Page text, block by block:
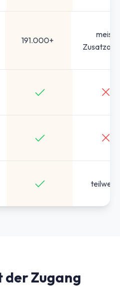
191.000+
meist
Zugang